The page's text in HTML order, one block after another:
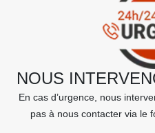
NOUS
En cas d’urgence, nous
pas à nous contacter via le